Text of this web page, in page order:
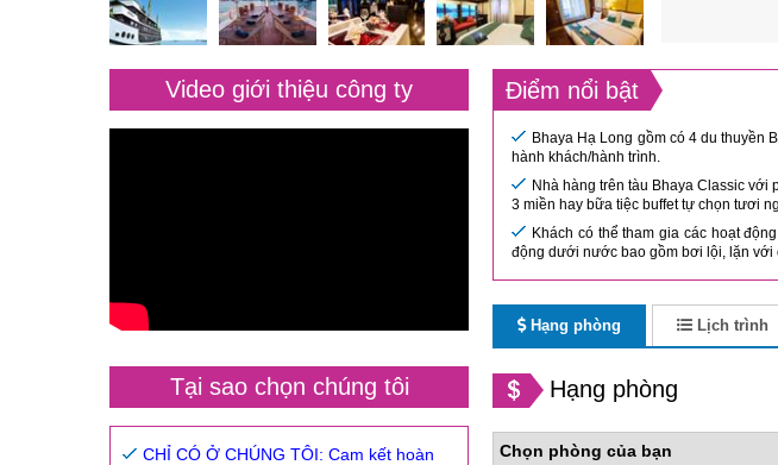
Video giới thiệu công ty
Tại sao chọn chúng tôi
CHỈ CÓ Ở CHÚNG TÔI: Cam kết hoàn
Điểm nổi bật
Bhaya Hạ Long gồm có 4 du thuyền
hành khách/hành trình.
Nhà hàng trên tàu Bhaya Classic
3 miền hay bữa tiệc buffet tự chọn tươi
Khách có thể tham gia các hoạt
động dưới nước bao gồm bơi lội, lặn với
Hạng phòng Lịch trình
Hạng phòng
Chọn phòng của bạn